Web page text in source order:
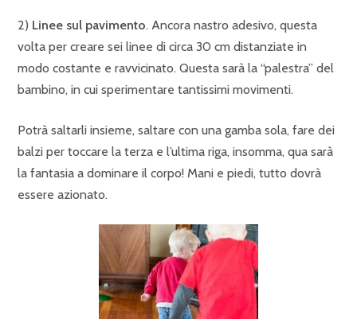
2) Linee sul pavimento. Ancora nastro adesivo, questa
volta per creare sei linee di circa 30 cm distanziate in
modo costante e ravvicinato. Questa sarà la “palestra” del
bambino, in cui sperimentare tantissimi movimenti.
Potrà saltarli insieme, saltare con una gamba sola, fare dei
balzi per toccare la terza e l’ultima riga, insomma, qua sarà
la fantasia a dominare il corpo! Mani e piedi, tutto dovrà
essere azionato.